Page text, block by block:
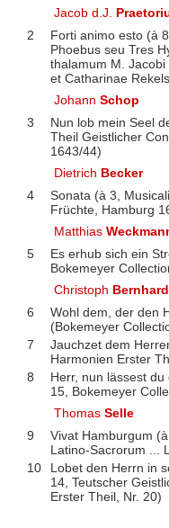
Jacob d.J.
2
Forti animo esto (à
Phoebus seu Tres
thalamum M.
et Catharinae
JohannSchop
3
Nun lob mein Seel
Theil Geistlicher
1643/44)
Dietrich Becker
4
Sonata (à 3,
Früchte, Hamburg
Matthias
5
Es erhub sich ein
Bokemeyer
Christoph Bernhard
6
Wohl dem, der den
(Bokemeyer
7
Jauchzet dem
Harmonien Erster
8
Herr, nun lässest
15, Bokemeyer
ThomasSelle
9
Vivat Hamburgum
Latino-Sacrorum ...
10
Lobet den Herrn in
14, Teutscher
Erster Theil, Nr. 20)